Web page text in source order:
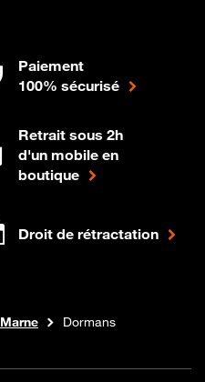
Paiement
100% sécurisé
Retrait sous 2h
d'un mobile en
boutique
Droit de rétractation
Marne Dormans